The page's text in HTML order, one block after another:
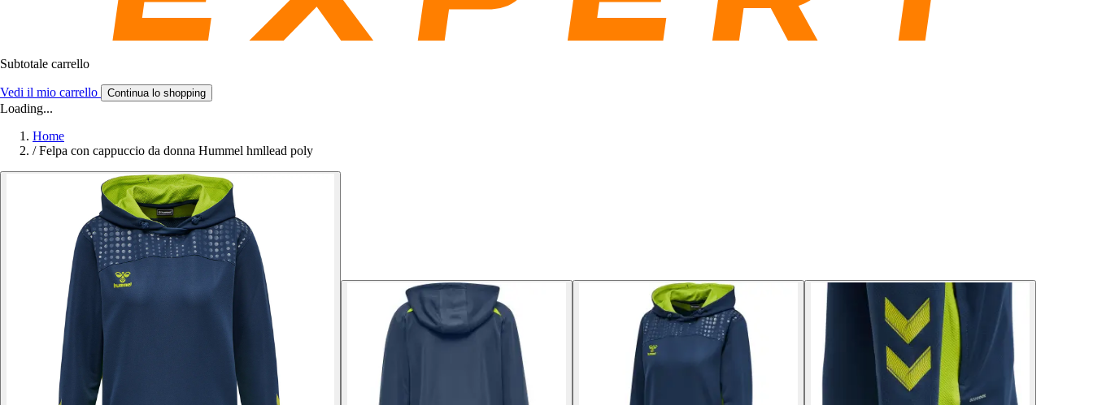
Subtotale carrello
Vedi il mio carrello Continua lo shopping
Loading...
Home
/ Felpa con cappuccio da donna Hummel hmllead poly